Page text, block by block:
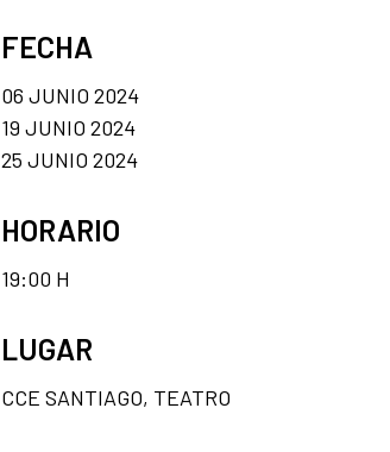
FECHA
06 JUNIO 2024
19 JUNIO 2024
25 JUNIO 2024
HORARIO
19:00 H
LUGAR
CCE SANTIAGO, TEATRO